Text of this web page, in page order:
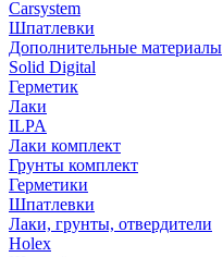
Carsystem
Шпатлевки
Дополнительные материалы
Solid Digital
Герметик
Лаки
ILPA
Лаки комплект
Грунты комплект
Герметики
Шпатлевки
Лаки, грунты, отвердители
Holex